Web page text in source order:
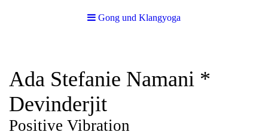
Gong und Klangyoga
Ada Stefanie Namani *
Devinderjit
Positive Vibration